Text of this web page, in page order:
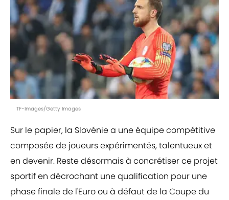
TF-Images/Getty Images
Sur le papier, la Slovénie a une équipe compétitive
composée de joueurs expérimentés, talentueux et
en devenir. Reste désormais à concrétiser ce projet
sportif en décrochant une qualification pour une
phase finale de l'Euro ou à défaut de la Coupe du